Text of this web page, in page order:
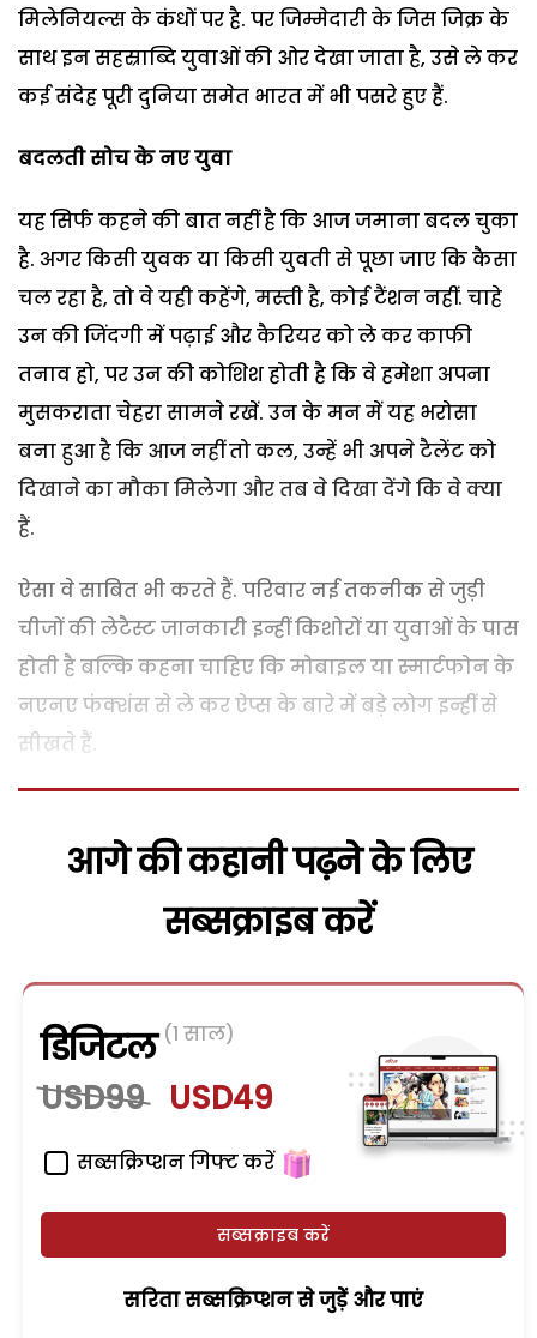
मिलेनियल्स के कंधों पर है. पर जिम्मेदारी के जिस जिक्र के
साथ इन सहस्राब्दि युवाओं की ओर देखा जाता है, उसे ले कर
कई संदेह पूरी दुनिया समेत भारत में भी पसरे हुए हैं.
बदलती सोच के नए युवा
यह सिर्फ कहने की बात नहीं है कि आज जमाना बदल चुका
है. अगर किसी युवक या किसी युवती से पूछा जाए कि कैसा
चल रहा है, तो वे यही कहेंगे, मस्ती है, कोई टैंशन नहीं. चाहे
उन की जिंदगी में पढ़ाई और कैरियर को ले कर काफी
तनाव हो, पर उन की कोशिश होती है कि वे हमेशा अपना
मुसकराता चेहरा सामने रखें. उन के मन में यह भरोसा
बना हुआ है कि आज नहीं तो कल, उन्हें भी अपने टैलेंट को
दिखाने का मौका मिलेगा और तब वे दिखा देंगे कि वे क्या
हैं.
ऐसा वे साबित भी करते हैं. परिवार नई तकनीक से जुड़ी
चीजों की लेटैस्ट जानकारी इन्हीं किशोरों या युवाओं के पास
होती है बल्कि कहना चाहिए कि मोबाइल या स्मार्टफोन के
नएनए फंक्शंस से ले कर ऐप्स के बारे में बड़े लोग इन्हीं से
सीखते हैं.
आगे की कहानी पढ़ने के लिए
सब्सक्राइब करें
डिजिटल (1 साल)
USD99 USD49
सब्सक्रिप्शन गिफ्ट करें
सब्सक्राइब करें
सरिता सब्सक्रिप्शन से जुड़ेें और पाएं